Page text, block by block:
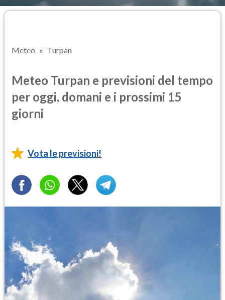
Meteo Turpan
Meteo Turpan e previsioni del tempo
per oggi, domani e i prossimi 15
giorni
Vota le previsioni!